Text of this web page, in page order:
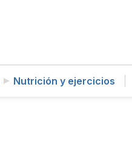
Nutrición y ejercicios